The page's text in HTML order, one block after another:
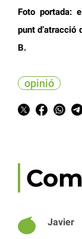
Foto portada:
punt d’atracció
B.
opinió
Javier